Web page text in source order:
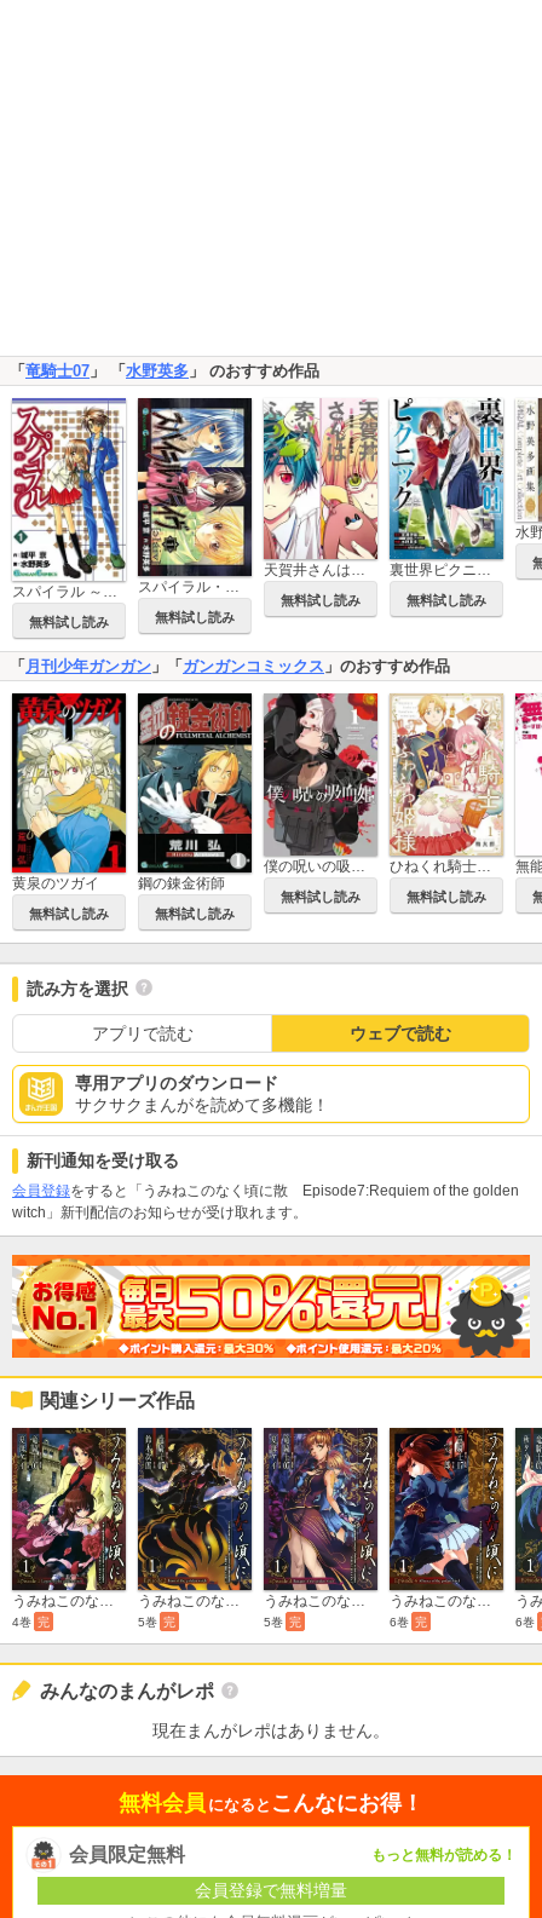
「竜騎士07 」 「水野英多 」 のおすすめ作品
スパイラル ～推理の絆～
無料試し読み
スパイラル・アライヴ
無料試し読み
天賀井さんは案外ふつう
無料試し読み
裏世界ピクニック
無料試し読み
「 月刊少年ガンガン 」「 ガンガンコミックス 」のおすすめ作品
黄泉のツガイ
無料試し読み
鋼の錬金術師
無料試し読み
無料試し読み 無料試し読み
無
読み方を選択
アプリで読む ウェブで読む
専用アプリのダウンロード
サクサクまんがを読めて多機能！
新刊通知を受け取る
会員登録をすると「うみねこのなく頃に散 Episode7:Requiem of the golden
witch」新刊配信のお知らせが受け取れます。
関連シリーズ作品
うみねこのなく頃に Episode1:Legend of the golden witch
4巻 完
うみねこのなく頃に Episode2:Turn of the golden witch
5巻 完
うみねこのなく頃に Episode3:Banquet of the golden witch
5巻 完
うみねこのなく頃に Episode4:Alliance of the golden witch
6巻 完 6巻
みんなのまんがレポ
現在まんがレポはありません。
無料会員 になると こんなにお得！
会員限定無料 もっと無料が読める！
会員登録で無料増量